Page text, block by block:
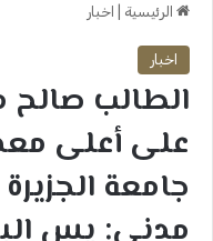
الرئيسية اخبار
اخبار
الطالب
على أعلى
جامعة
مدني: يس